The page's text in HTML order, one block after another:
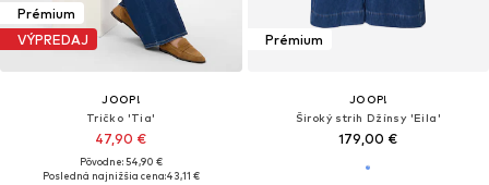
Prémium
VÝPREDAJ
JOOP!
Tričko 'Tia'
47,90 €
Pôvodne: 54,90 €
Posledná najnižšia cena:43,11 €
Prémium
JOOP!
Široký strih Džínsy 'Eila'
179,00 €